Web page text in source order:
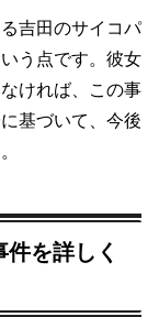
吉田のサイコパ
う点です。彼女
ければ、この事
基づいて、今後
を詳しく